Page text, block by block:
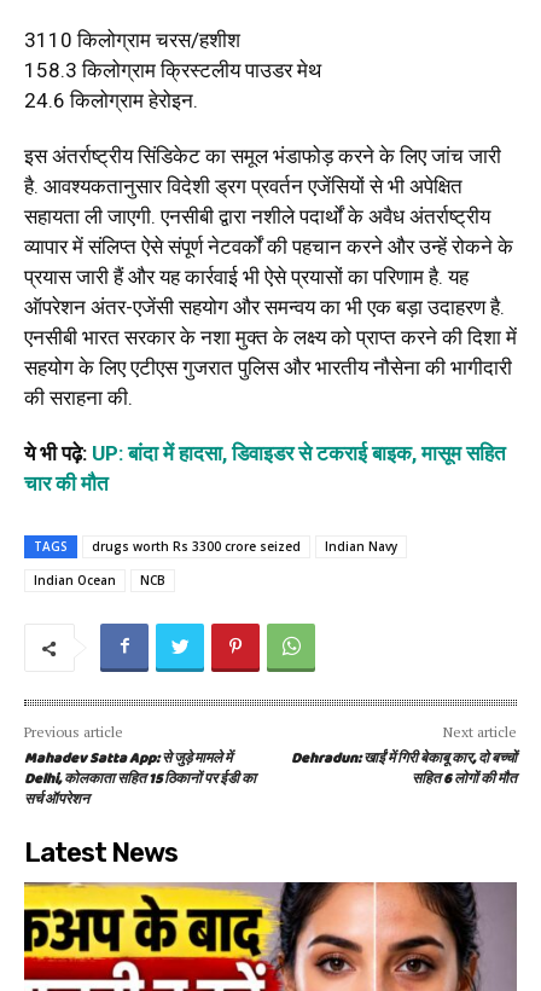
3110 किलोग्राम चरस/हशीश
158.3 किलोग्राम क्रिस्टलीय पाउडर मेथ
24.6 किलोग्राम हेरोइन.
इस अंतर्राष्ट्रीय सिंडिकेट का समूल भंडाफोड़ करने के लिए जांच जारी
है. आवश्यकतानुसार विदेशी ड्रग प्रवर्तन एजेंसियों से भी अपेक्षित
सहायता ली जाएगी. एनसीबी द्वारा नशीले पदार्थों के अवैध अंतर्राष्ट्रीय
व्यापार में संलिप्त ऐसे संपूर्ण नेटवर्कों की पहचान करने और उन्हें रोकने के
प्रयास जारी हैं और यह कार्रवाई भी ऐसे प्रयासों का परिणाम है. यह
ऑपरेशन अंतर-एजेंसी सहयोग और समन्वय का भी एक बड़ा उदाहरण है.
एनसीबी भारत सरकार के नशा मुक्त के लक्ष्य को प्राप्त करने की दिशा में
सहयोग के लिए एटीएस गुजरात पुलिस और भारतीय नौसेना की भागीदारी
की सराहना की.
ये भी पढ़े: UP: बांदा में हादसा, डिवाइडर से टकराई बाइक, मासूम सहित
चार की मौत
TAGS drugs worth Rs 3300 crore seized
Indian Navy
Indian Ocean
NCB
Previous article
Mahadev Satta App: से जुड़े मामले में
Delhi, कोलकाता सहित 15 ठिकानों पर ईडी का
सर्च ऑपरेशन
Next article
Dehradun: खाईं में गिरी बेकाबू कार, दो बच्चों
सहित 6 लोगों की मौत
Latest News